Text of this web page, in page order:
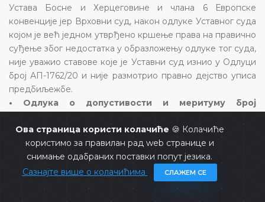
Ова страница користи колачиће 🍪 Колачиће
користимо за правилан рад web странице и
снимање одабраних поставки попут језика.
Сазнајте више о колачићима
СЛАЖЕМ СЕ
Устава Босне и Херцеговине и члана 6 Европске
конвенције јер Врховни суд, након одлуке Уставног суда
којом је већ једном утврђено кршење права на правично
суђење због недостатка у образложењу одлуке тог суда,
није уважио ставове које је Уставни суд изнио у Одлуци
број АП-1762/20 и није размотрио правно дејство уписа
предбиљежбе.
• Одлука о допустивости и меритуму број
Уставни суд запажа да се из образложења оспорених
одлука не види да је урађена темељита анализа на
основу које је закључено да заиста није дошло до
значајних промјена услова који се односе како на спорне